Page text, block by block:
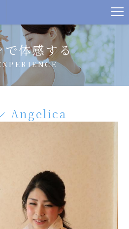
で体感する
Angelica